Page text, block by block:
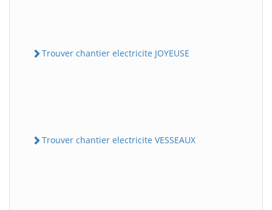
Trouver chantier electricite JOYEUSE
Trouver chantier electricite VESSEAUX